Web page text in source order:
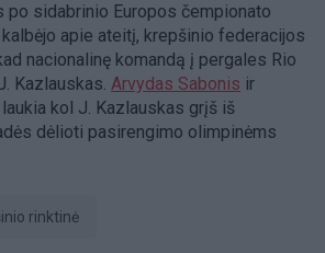
po sidabrinio Europos čempionato
apie ateitį, krepšinio federacijos
nacionalinę komandą į pergales Rio
Kazlauskas. Arvydas Sabonis ir
laukia kol J. Kazlauskas grįš iš
dėlioti pasirengimo olimpinėms
rinktinė